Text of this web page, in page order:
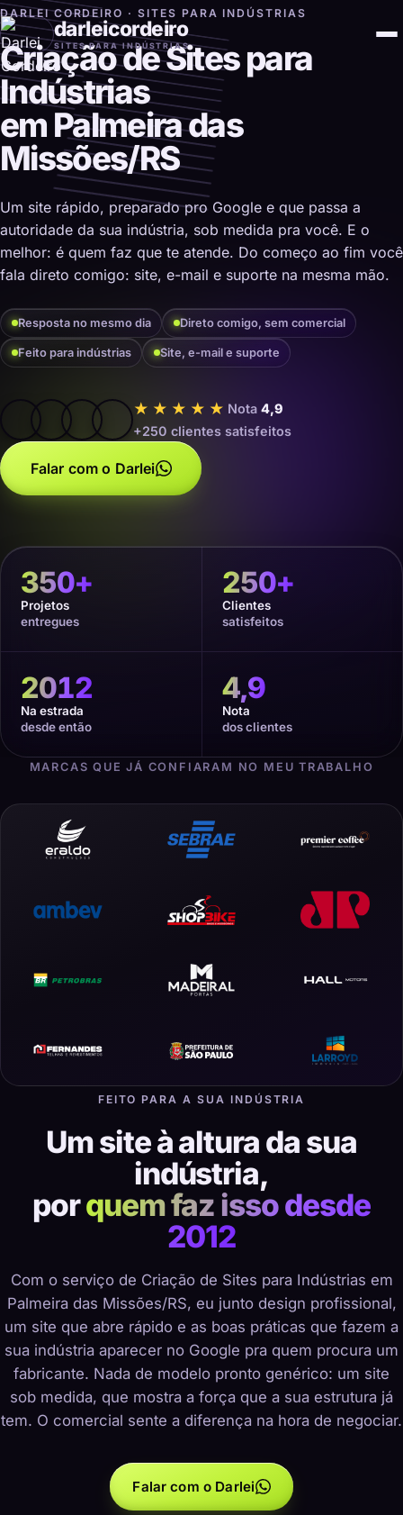
darleicordeiro
SITES PARA INDÚSTRIAS
DARLEI CORDEIRO · SITES PARA INDÚSTRIAS
Criação de Sites para
Indústrias
em Palmeira das
Missões/RS
Um site rápido, preparado pro Google e que passa a
autoridade da sua indústria, sob medida pra você. E o
melhor: é quem faz que te atende. Do começo ao fim você
fala direto comigo: site, e-mail e suporte na mesma mão.
Resposta no mesmo dia Direto comigo, sem comercial
Feito para indústrias Site, e-mail e suporte
★★★★★ Nota 4,9
+250 clientes satisfeitos
Falar com o Darlei
350+
Projetos
entregues
250+
Clientes
satisfeitos
2012
Na estrada
desde então
4,9
Nota
dos clientes
MARCAS QUE JÁ CONFIARAM NO MEU TRABALHO
FEITO PARA A SUA INDÚSTRIA
Um site à altura da sua
indústria,
porquem faz isso desde
2012
Com o serviço de Criação de Sites para Indústrias em
Palmeira das Missões/RS, eu junto design profissional,
um site que abre rápido e as boas práticas que fazem a
sua indústria aparecer no Google pra quem procura um
fabricante. Nada de modelo pronto genérico: um site
sob medida, que mostra a força que a sua estrutura já
tem. O comercial sente a diferença na hora de negociar.
Falar com o Darlei